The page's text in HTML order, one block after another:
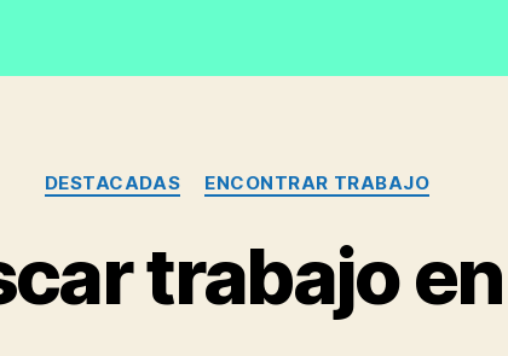
Categorías
DESTACADAS ENCONTRAR TRABAJO
trabajo